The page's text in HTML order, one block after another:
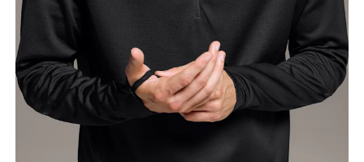
Brust
Miss an der Stelle, an der dein Brustumfang am
grössten ist. Achte darauf, das Massband gerade zu